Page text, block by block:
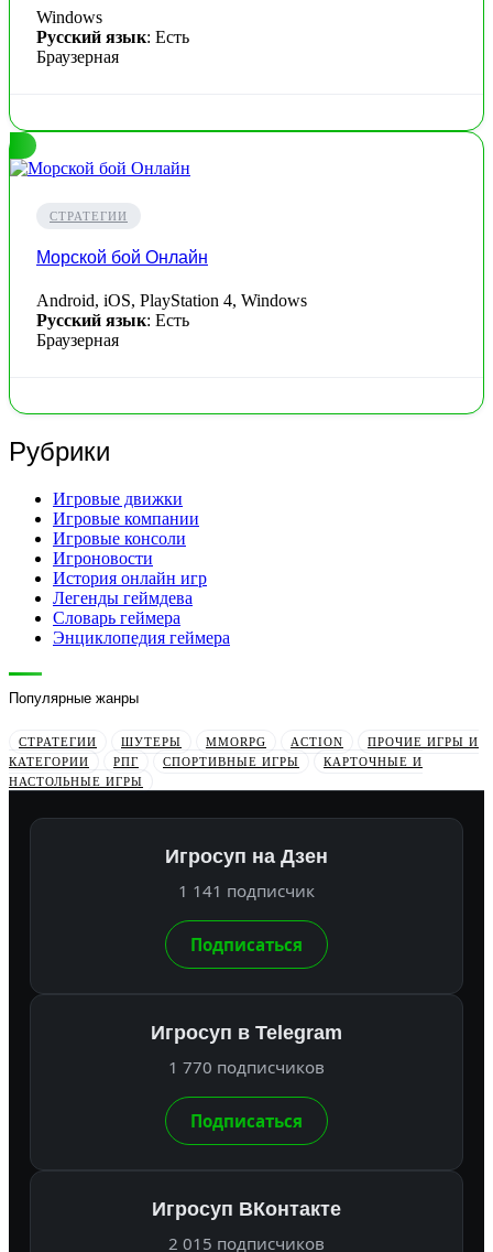
Windows
Русский язык: Есть
Браузерная
СТРАТЕГИИ
Морской бой Онлайн
Android, iOS, PlayStation 4, Windows
Русский язык: Есть
Браузерная
Рубрики
Игровые движки
Игровые компании
Игровые консоли
Игроновости
История онлайн игр
Легенды геймдева
Словарь геймера
Энциклопедия геймера
Популярные жанры
СТРАТЕГИИ ШУТЕРЫ MMORPG ACTION
ПРОЧИЕ ИГРЫ И
КАТЕГОРИИ
РПГ СПОРТИВНЫЕ ИГРЫ
КАРТОЧНЫЕ И
НАСТОЛЬНЫЕ ИГРЫ
Игросуп на Дзен
1 141 подписчик
Подписаться
Игросуп в Telegram
1 770 подписчиков
Подписаться
Игросуп ВКонтакте
2 015 подписчиков